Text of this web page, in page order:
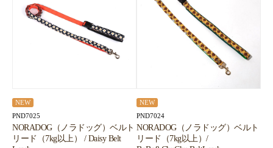
NEW
PND7025
NORADOG（ノラドッグ）ベルト
リード（7kg以上） / Daisy Belt
NEW
PND7024
NORADOG（ノラドッグ）ベルト
リード（7kg以上）/